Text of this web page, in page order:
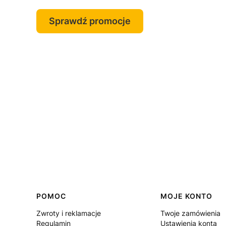
Sprawdź promocje
Linki w stopce
POMOC
Zwroty i reklamacje
Regulamin
MOJE KONTO
Twoje zamówienia
Ustawienia konta